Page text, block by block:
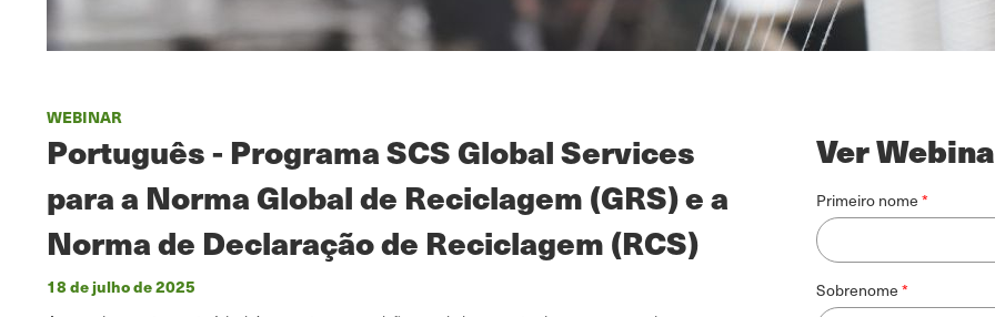
WEBINAR
Português - Programa SCS Global Services
para a Norma Global de Reciclagem (GRS) e a
Norma de Declaração de Reciclagem (RCS)
18 de julho de 2025
Ver
Primeiro nome
Sobrenome